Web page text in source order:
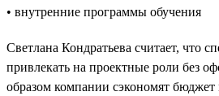
• внутренние программы обучения
Светлана Кондратьева считает, что
привлекать на проектные роли без
образом компании сэкономят